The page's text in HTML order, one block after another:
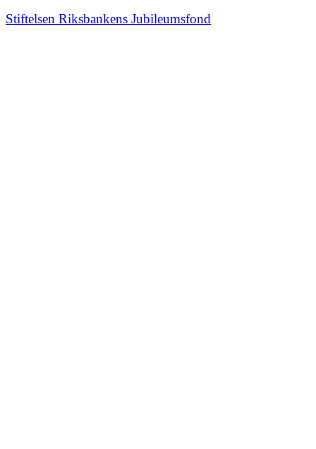
Stiftelsen Riksbankens Jubileumsfond